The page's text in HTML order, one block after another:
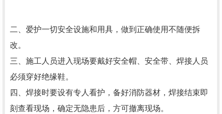
二、爱护一切安全设施和用具，做到正确使用不随便拆
改。
三、施工人员进入现场要戴好安全帽、安全带、焊接人员
必须穿好绝缘鞋。
四、焊接时要设有专人看护，备好消防器材，焊接结束即
刻查看现场，确定无隐患后，方可撤离现场。